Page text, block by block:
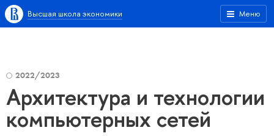
Меню
Высшая школа экономики
2022/2023
Архитектура и технологии
компьютерных сетей